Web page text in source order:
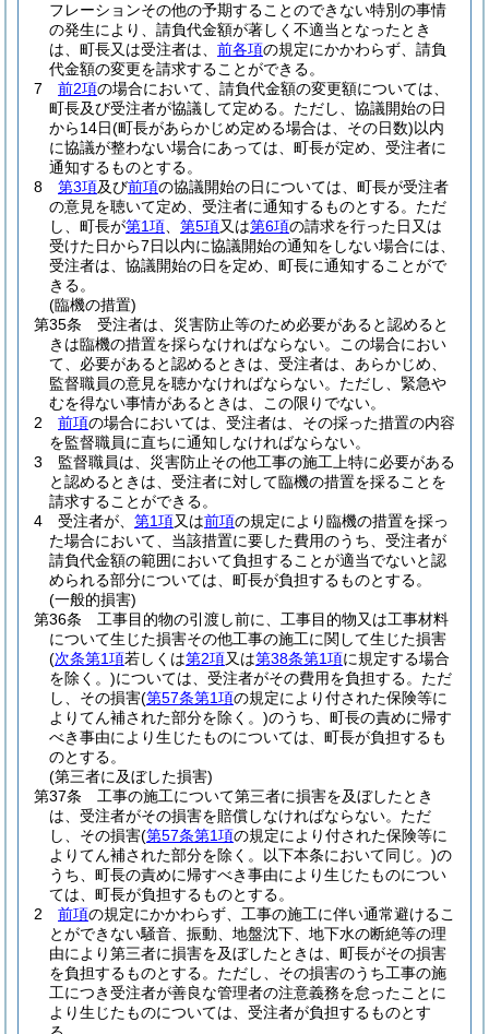
フレーションその他の予期することのできない特別の事情
の発生により、請負代金額が著しく不適当となったとき
は、町長又は受注者は、 前各項の規定にかかわらず、請負
代金額の変更を請求することができる。
7
前2項の場合において、請負代金額の変更額については、
町長及び受注者が協議して定める。 ただし、協議開始の日
から14日(町長があらかじめ定める場合は、その日数)以内
に協議が整わない場合にあっては、町長が定め、受注者に
通知するものとする。
8
第3項及び前項の協議開始の日については、町長が受注者
の意見を聴いて定め、受注者に通知するものとする。 ただ
し、町長が第1項 第5項又は第6項の請求を行った日又は
受けた日から7日以内に協議開始の通知をしない場合には、
受注者は、協議開始の日を定め、町長に通知することがで
きる。
(臨機の措置)
第35条
受注者は、災害防止等のため必要があると認めると
きは臨機の措置を採らなければならない。
この場合におい
て、必要があると認めるときは、受注者は、あらかじめ、
監督職員の意見を聴かなければならない。 ただし、緊急や
むを得ない事情があるときは、この限りでない。
2
前項の場合においては、受注者は、その採った措置の内容
を監督職員に直ちに通知しなければならない。
3
監督職員は、災害防止その他工事の施工上特に必要がある
と認めるときは、受注者に対して臨機の措置を採ることを
請求することができる。
4
受注者が、 第1項又は前項の規定により臨機の措置を採っ
た場合において、当該措置に要した費用のうち、受注者が
請負代金額の範囲において負担することが適当でないと認
められる部分については、町長が負担するものとする。
(一般的損害)
第36条
工事目的物の引渡し前に、工事目的物又は工事材料
について生じた損害その他工事の施工に関して生じた損害
(次条第1項若しくは第2項又は第38条第1項に規定する場合
を除く。)については、受注者がその費用を負担する。 ただ
し、その損害(第57条第1項の規定により付された保険等に
よりてん補された部分を除く。)のうち、町長の責めに帰す
べき事由により生じたものについては、町長が負担するも
のとする。
(第三者に及ぼした損害)
第37条
工事の施工について第三者に損害を及ぼしたとき
は、受注者がその損害を賠償しなければならない。 ただ
し、その損害(第57条第1項の規定により付された保険等に
よりてん補された部分を除く。以下本条において同じ。)の
うち、町長の責めに帰すべき事由により生じたものについ
ては、町長が負担するものとする。
2
前項の規定にかかわらず、工事の施工に伴い通常避けるこ
とができない騒音、振動、地盤沈下、地下水の断絶等の理
由により第三者に損害を及ぼしたときは、町長がその損害
を負担するものとする。 ただし、その損害のうち工事の施
工につき受注者が善良な管理者の注意義務を怠ったことに
より生じたものについては、受注者が負担するものとす